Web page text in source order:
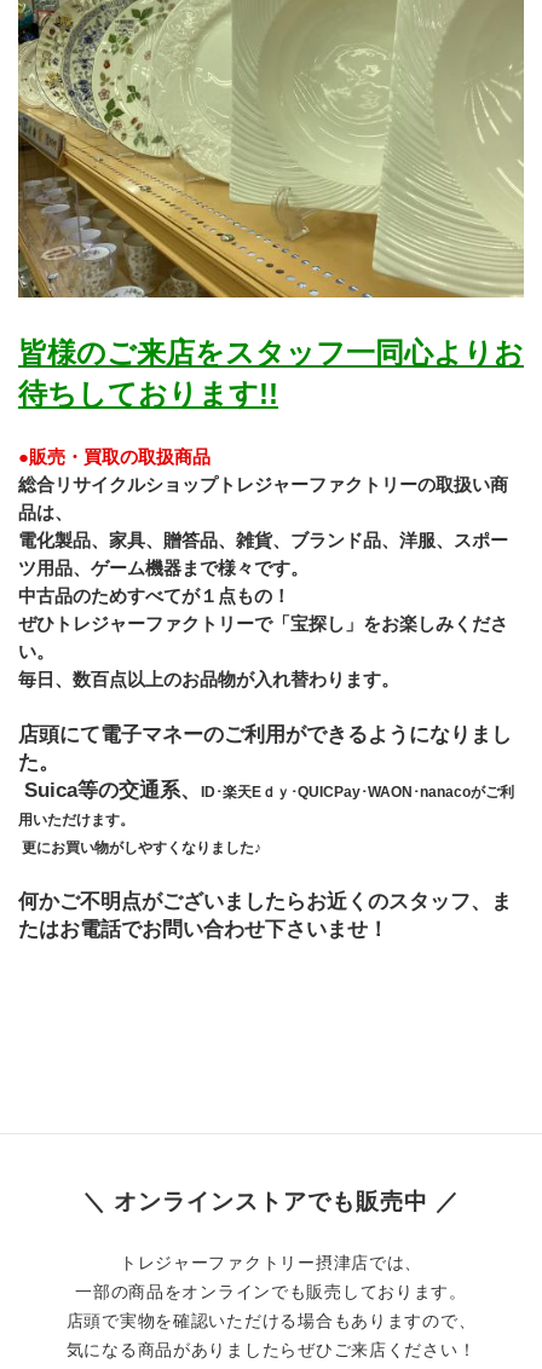
皆様のご来店をスタッフ一同心よりお
待ちしております!!
●販売・買取の取扱商品
総合リサイクルショップトレジャーファクトリーの取扱い商
品は、
電化製品、家具、贈答品、雑貨、ブランド品、洋服、スポー
ツ用品、ゲーム機器まで様々です。
﻿中古品のためすべてが１点もの！
ぜひトレジャーファクトリーで「宝探し」をお楽しみくださ
い。
毎日、数百点以上のお品物が入れ替わります。
店頭にて電子マネーのご利用ができるようになりまし
た。
Suica等の交通系、
ID･楽天Eｄｙ･QUICPay･WAON･nanacoがご利
用いただけます。
更にお買い物がしやすくなりました♪
何かご不明点がございましたらお近くのスタッフ、ま
たはお電話でお問い合わせ下さいませ！
＼ オンラインストアでも販売中 ／
トレジャーファクトリー摂津店では、
一部の商品をオンラインでも販売しております。
店頭で実物を確認いただける場合もありますので、
気になる商品がありましたらぜひご来店ください！